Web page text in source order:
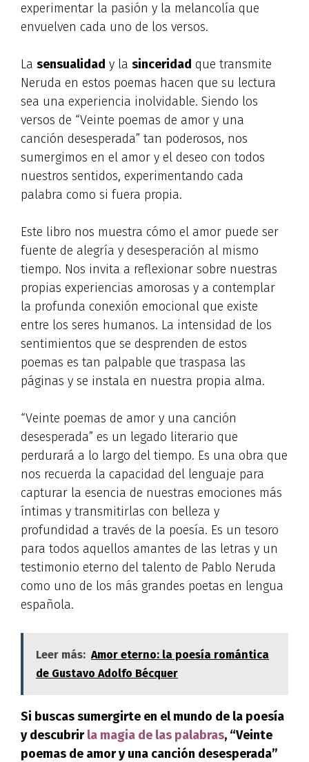
experimentar la pasión y la melancolía que
envuelven cada uno de los versos.
La sensualidad y la sinceridad que transmite
Neruda en estos poemas hacen que su lectura
sea una experiencia inolvidable. Siendo los
versos de “Veinte poemas de amor y una
canción desesperada” tan poderosos, nos
sumergimos en el amor y el deseo con todos
nuestros sentidos, experimentando cada
palabra como si fuera propia.
Este libro nos muestra cómo el amor puede ser
fuente de alegría y desesperación al mismo
tiempo. Nos invita a reflexionar sobre nuestras
propias experiencias amorosas y a contemplar
la profunda conexión emocional que existe
entre los seres humanos. La intensidad de los
sentimientos que se desprenden de estos
poemas es tan palpable que traspasa las
páginas y se instala en nuestra propia alma.
“Veinte poemas de amor y una canción
desesperada” es un legado literario que
perdurará a lo largo del tiempo. Es una obra que
nos recuerda la capacidad del lenguaje para
capturar la esencia de nuestras emociones más
íntimas y transmitirlas con belleza y
profundidad a través de la poesía. Es un tesoro
para todos aquellos amantes de las letras y un
testimonio eterno del talento de Pablo Neruda
como uno de los más grandes poetas en lengua
española.
Leer más: Amor eterno: la poesía romántica
de Gustavo Adolfo Bécquer
Si buscas sumergirte en el mundo de la poesía
y descubrirla magia de las palabras, “Veinte
poemas de amor y una canción desesperada”